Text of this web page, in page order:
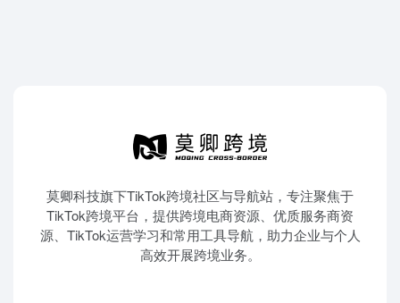
莫卿科技旗下TikTok跨境社区与导航站，专注聚焦于
TikTok跨境平台，提供跨境电商资源、优质服务商资
源、TikTok运营学习和常用工具导航，助力企业与个人
高效开展跨境业务。